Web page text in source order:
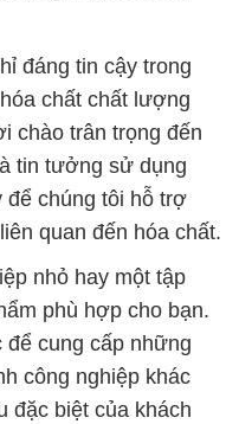
đáng tin cậy trong
chất chất lượng
chào trân trọng đến
tin tưởng sử dụng
để chúng tôi hỗ trợ
quan đến hóa chất.
nhỏ hay một tập
phù hợp cho bạn.
cung cấp những
công nghiệp khác
đặc biệt của khách